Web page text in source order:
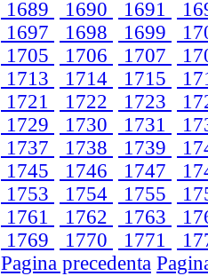
1689
1690 1691
1697
1698 1699
1705
1706 1707
1713
1714 1715
1721
1722 1723
1729
1730 1731
1737
1738 1739
1745
1746 1747
1753
1754 1755
1761
1762 1763
1769
1770 1771
Pagina precedenta